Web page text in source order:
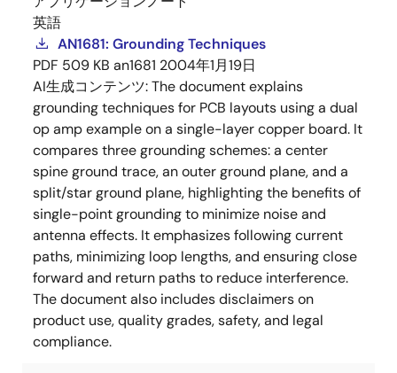
英語
AN1681: Grounding Techniques
PDF 509 KB an1681 2004年1月19日
AI生成コンテンツ:The document explains
grounding techniques for PCB layouts using a dual
op amp example on a single-layer copper board. It
compares three grounding schemes: a center
spine ground trace, an outer ground plane, and a
split/star ground plane, highlighting the benefits of
single-point grounding to minimize noise and
antenna effects. It emphasizes following current
paths, minimizing loop lengths, and ensuring close
forward and return paths to reduce interference.
The document also includes disclaimers on
product use, quality grades, safety, and legal
compliance.